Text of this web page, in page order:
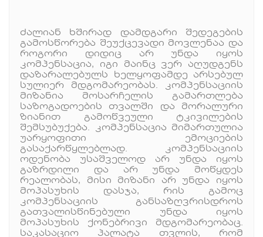
ძალიან ხშირად დამდგარი შედეგების
გამოსწორება შეუქცევადი მოვლენაა და
როგორი დიდიც არ უნდა იყოს
კომპენსაცია, იგი მაინც ვერ აღუდგენს
დაზარალებულს ხელყოფამდე არსებულ
სულიერ მდგომარეობას. კომპენსაციის
მიზანია მოსარჩელის გამართლება
საზოგადოების თვალში და მორალური
ზიანით გამოწვეული ტკივილების
შემსუბუქება. კომპენსაცია მიმართულია
უარყოფითი ემოციების
გასაქარწყლებლად. კომპენსაციის
ოდენობა უსაშველოდ არ უნდა იყოს
გაზრდილი და არ უნდა მოწყდეს
რეალობას, მისი მიზანი არ უნდა იყოს
მოპასუხის დასჯა, რის გამოც
კომპენსაციის განსაზღვრისდროს
გათვალისწინებული უნდა იყოს
მოპასუხის ქონებრივი მდგომარეობაც.
საკასაციო პალატა თვლის, რომ